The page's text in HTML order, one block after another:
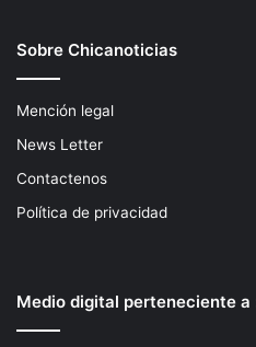
Sobre Chicanoticias
Mención legal
News Letter
Contactenos
Política de privacidad
Medio digital perteneciente a